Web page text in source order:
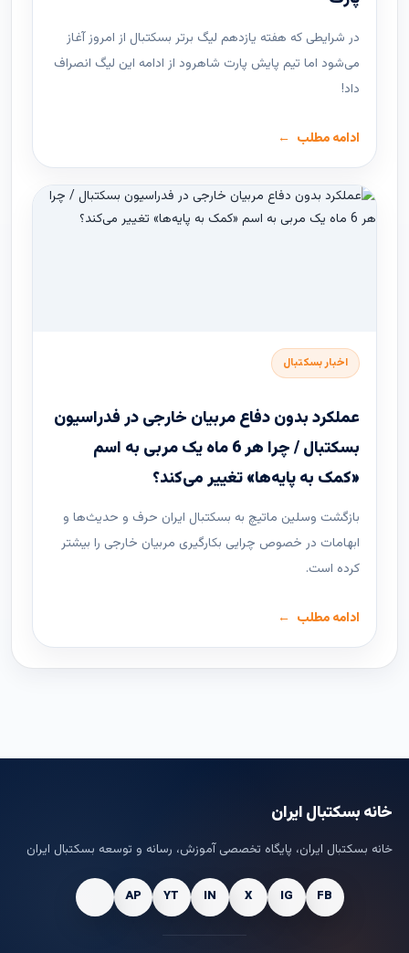
در شرایطی که هفته یازدهم لیگ ‌برتر بسکتبال از امروز آغاز
می‌شود اما تیم پایش پارت شاهرود از ادامه این لیگ انصراف
داد!
ادامه مطلب
اخبار بسکتبال
عملکرد بدون دفاع مربیان خارجی در فدراسیون
بسکتبال / چرا هر 6 ماه یک مربی به اسم
«کمک به پایه‌ها» تغییر می‌کند؟
بازگشت وسلین ماتیچ به بسکتبال ایران حرف و حدیث‌ها و
ابهامات در خصوص چرایی بکارگیری مربیان خارجی را بیشتر
کرده است.
ادامه مطلب
خانه بسکتبال ایران
خانه بسکتبال ایران، پایگاه تخصصی آموزش، رسانه و توسعه بسکتبال ایران